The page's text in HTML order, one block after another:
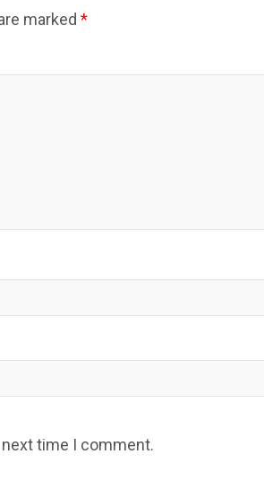
marked *
time I comment.